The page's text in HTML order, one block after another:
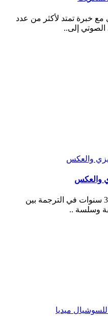
مع خبرة تمتد لأكثر من عدد
إلى..
والعكس
"أنا مترجمة محترفة بخبرة أكثر من 3 سنوات في الترجمة بين
وسلسة ..